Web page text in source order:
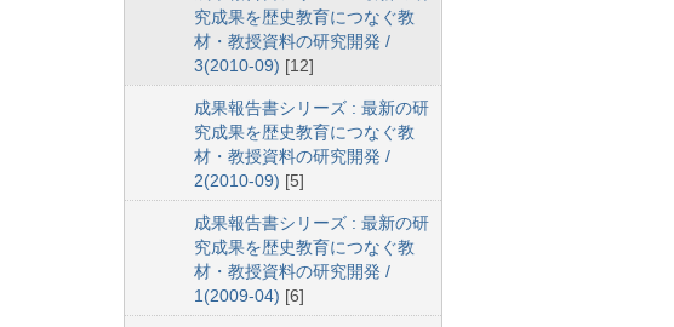
究成果を歴史教育につなぐ教
材・教授資料の研究開発 /
3(2010-09) [12]
成果報告書シリーズ : 最新の研
究成果を歴史教育につなぐ教
材・教授資料の研究開発 /
2(2010-09) [5]
成果報告書シリーズ : 最新の研
究成果を歴史教育につなぐ教
材・教授資料の研究開発 /
1(2009-04) [6]